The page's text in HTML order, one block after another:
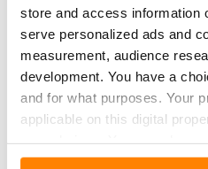
store and access information
serve personalized ads and
measurement, audience
development. You have a
and for what purposes. Your
applicable on this digital
any time from the Cookie